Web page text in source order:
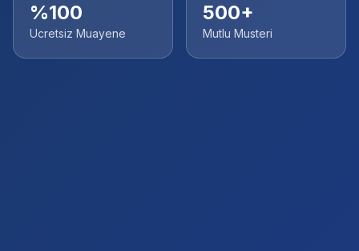
%100
Ucretsiz Muayene
500+
Mutlu Musteri